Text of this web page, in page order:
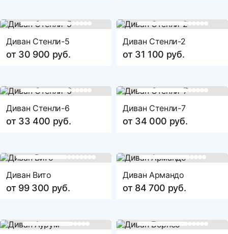
Диван Стенли-5
от 30 900 руб.
Диван Стенли-2
от 31 100 руб.
Диван Стенли-6
от 33 400 руб.
Диван Стенли-7
от 34 000 руб.
Диван Вито
от 99 300 руб.
Диван Армандо
от 84 700 руб.